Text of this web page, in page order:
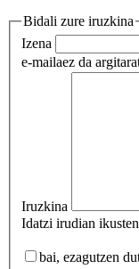
Bidali zure iruzkina
Izena
e-mailaez da
Iruzkina
Idatzi irudian
bai, ezagutzen